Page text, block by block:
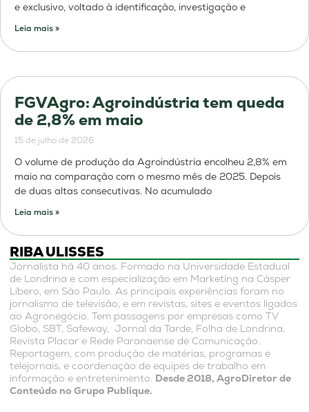
e exclusivo, voltado à identificação, investigação e
Leia mais »
FGVAgro: Agroindústria tem queda
de 2,8% em maio
15 de julho de 2026
O volume de produção da Agroindústria encolheu 2,8% em
maio na comparação com o mesmo mês de 2025. Depois
de duas altas consecutivas. No acumulado
Leia mais »
RIBA ULISSES
Jornalista há 40 anos. Formado na Universidade Estadual
de Londrina e com especialização em Marketing na Cásper
Líbero, em São Paulo. As principais experiências foram no
jornalismo de televisão, e em revistas, sites e eventos ligados
ao Agronegócio. Tem passagens por empresas como TV
Globo, SBT, Safeway, Jornal da Tarde, Folha de Londrina,
Revista Placar e Rede Paranaense de Comunicação.
Reportagem, com produção de matérias, programas e
telejornais, e coordenação de equipes de trabalho em
informação e entretenimento. Desde 2018, AgroDiretor de
Conteúdo no Grupo Publique.